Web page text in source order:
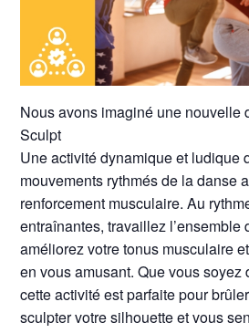
Nous avons imaginé une nouvelle
Sculpt
Une activité dynamique et ludique
mouvements rythmés de la danse
renforcement musculaire. Au
entraînantes, travaillez l’ensemble
améliorez votre tonus musculaire
en vous amusant. Que vous soyez
cette activité est parfaite pour
sculpter votre silhouette et vous